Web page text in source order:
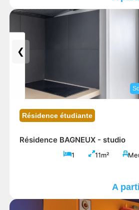
❮
Résidence étudiante
Résidence BAGNEUX - studio
1 11m²
A